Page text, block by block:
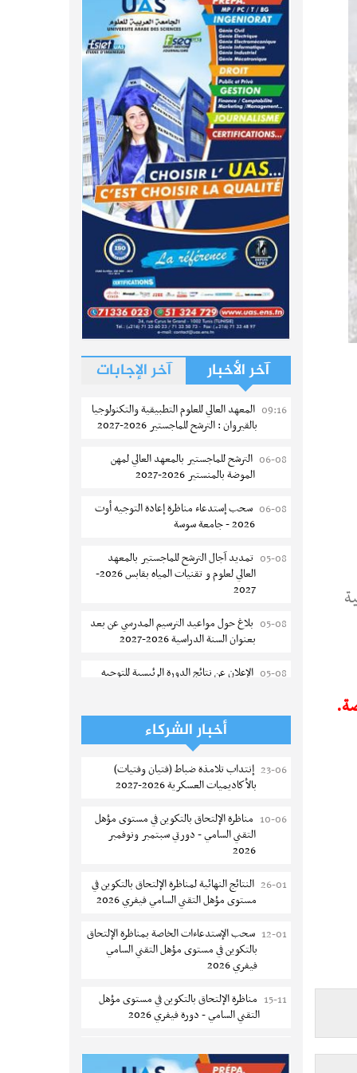
آخر الأخبار آخر الإجابات
09:16 المعهد العالي للعلوم التطبيقية والتكنولوجيا
بالقيروان : الترشح للماجستير 2026-2027
06-08 الترشح للماجستير بالمعهد العالي لمهن
الموضة بالمنستير 2026-2027
06-08 سحب إستدعاء مناظرة إعادة التوجيه أوت
2026 - جامعة سوسة
05-08 تمديد آجال الترشح للماجستير بالمعهد
العالي لعلوم و تقنيات المياه بقابس 2026-
2027
05-08 بلاغ حول مواعيد الترسيم المدرسي عن بعد
بعنوان السنة الدراسية 2026-2027
05-08 الإعلان عن نتائج الدورة الرئيسية للتوجيه
فتح مناظرة لإنتداب عرفاء بسلك الحرس
الوطني لسنة 2026
05-08 تسجيل طلبة كلية الآداب والفنون
والإنسانيات بمنوبة 2026-2027
05-08 المعهد العالي للرياضة و التربية البدنية
بقصر السعيد : ترسيم السنوات الثانية
والثالثة دكتوراه
05-08 تمديد آجال الترشح للماجستير بكلية العلوم
بقابس 2026-2027
05-08 كلية العلوم الإقتصادية والتصرف بسوسة :
الترشح لماجستير مهني جديد
والتربية البدنية بصفاقس 2026-2027
التعليم الثانوي والفني والتقني
أخبار الشركاء
23-06 إنتداب تلامذة ضباط (فتيان وفتيات)
بالأكاديميات العسكرية 2026-2027
10-06 مناظرة الإلتحاق بالتكوين في مستوى مؤهل
التقني السامي - دورتي سبتمبر ونوفمبر
2026
26-01 النتائج النهائية لمناظرة الإلتحاق بالتكوين في
مستوى مؤهل التقني السامي فيفري 2026
12-01 سحب الإستدعاءات الخاصة بمناظرة الإلتحاق
بالتكوين في مستوى مؤهل التقني السامي
فيفري 2026
15-11 مناظرة الإلتحاق بالتكوين في مستوى مؤهل
التقني السامي - دورة فيفري 2026
12-09
مستوى مؤهل التقني السامي سبتمبر 2025